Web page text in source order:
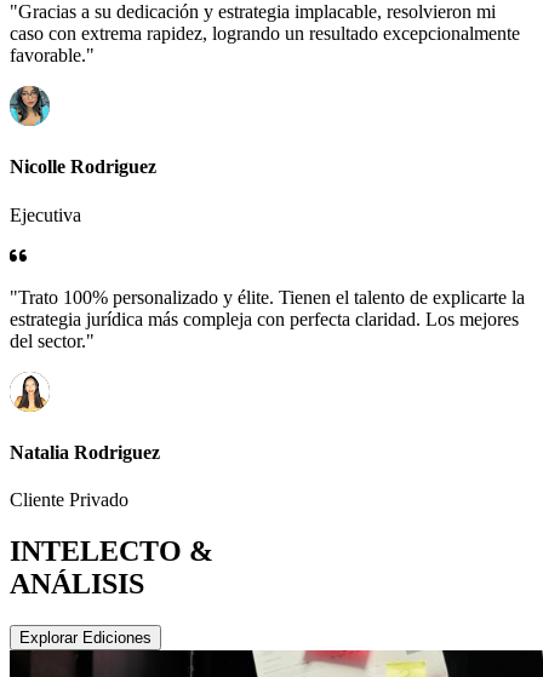
"Gracias a su dedicación y estrategia implacable, resolvieron mi
caso con extrema rapidez, logrando un resultado excepcionalmente
favorable."
Nicolle Rodriguez
Ejecutiva
"Trato 100% personalizado y élite. Tienen el talento de explicarte la
estrategia jurídica más compleja con perfecta claridad. Los mejores
del sector."
Natalia Rodriguez
Cliente Privado
INTELECTO &
ANÁLISIS
Explorar Ediciones